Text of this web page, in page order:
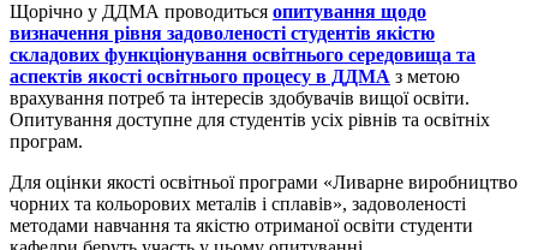
Щорічно у ДДМА проводиться опитування щодо
визначення рівня задоволеності студентів якістю
складових функціонування освітнього середовища та
аспектів якості освітнього процесу в ДДМА з метою
врахування потреб та інтересів здобувачів вищої освіти.
Опитування доступне для студентів усіх рівнів та освітніх
програм.
Для оцінки якості освітньої програми «Ливарне виробництво
чорних та кольорових металів і сплавів», задоволеності
методами навчання та якістю отриманої освіти студенти